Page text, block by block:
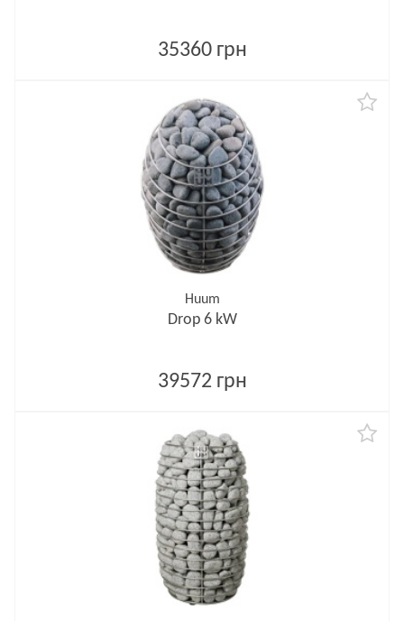
35360 грн
Huum
Drop 6 kW
39572 грн